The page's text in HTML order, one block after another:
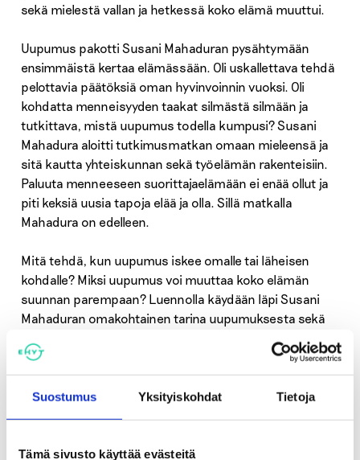
Suostumus Yksityiskohdat Tietoja
Tämä sivusto käyttää evästeitä
sekä mielestä vallan ja hetkessä koko elämä muuttui.
Uupumus pakotti Susani Mahaduran pysähtymään
ensimmäistä kertaa elämässään. Oli uskallettava tehdä
pelottavia päätöksiä oman hyvinvoinnin vuoksi. Oli
kohdatta menneisyyden taakat silmästä silmään ja
tutkittava, mistä uupumus todella kumpusi? Susani
Mahadura aloitti tutkimusmatkan omaan mieleensä ja
sitä kautta yhteiskunnan sekä työelämän rakenteisiin.
Paluuta menneeseen suorittajaelämään ei enää ollut ja
piti keksiä uusia tapoja elää ja olla. Sillä matkalla
Mahadura on edelleen.
Mitä tehdä, kun uupumus iskee omalle tai läheisen
kohdalle? Miksi uupumus voi muuttaa koko elämän
suunnan parempaan? Luennolla käydään läpi Susani
Mahaduran omakohtainen tarina uupumuksesta sekä
uupumuksesta ilmiönä.
Webinaari järjestetään Zoomissa.
www.naistenkartano.com/uupumus-kamalin-ja-